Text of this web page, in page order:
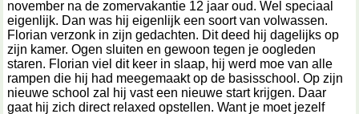
november na de zomervakantie 12 jaar oud. Wel speciaal
eigenlijk. Dan was hij eigenlijk een soort van volwassen.
Florian verzonk in zijn gedachten. Dit deed hij dagelijks op
zijn kamer. Ogen sluiten en gewoon tegen je oogleden
staren. Florian viel dit keer in slaap, hij werd moe van alle
rampen die hij had meegemaakt op de basisschool. Op zijn
nieuwe school zal hij vast een nieuwe start krijgen. Daar
gaat hij zich direct relaxed opstellen. Want je moet jezelf